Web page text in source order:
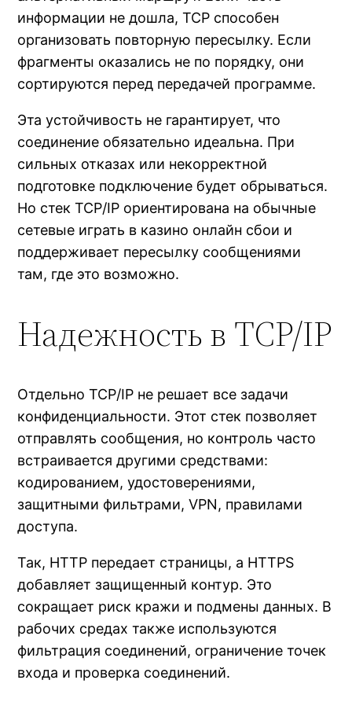
информации не дошла, TCP способен
организовать повторную пересылку. Если
фрагменты оказались не по порядку, они
сортируются перед передачей программе.
Эта устойчивость не гарантирует, что
соединение обязательно идеальна. При
сильных отказах или некорректной
подготовке подключение будет обрываться.
Но стек TCP/IP ориентирована на обычные
сетевые играть в казино онлайн сбои и
поддерживает пересылку сообщениями
там, где это возможно.
Надежность в TCP/IP
Отдельно TCP/IP не решает все задачи
конфиденциальности. Этот стек позволяет
отправлять сообщения, но контроль часто
встраивается другими средствами:
кодированием, удостоверениями,
защитными фильтрами, VPN, правилами
доступа.
Так, HTTP передает страницы, а HTTPS
добавляет защищенный контур. Это
сокращает риск кражи и подмены данных. В
рабочих средах также используются
фильтрация соединений, ограничение точек
входа и проверка соединений.